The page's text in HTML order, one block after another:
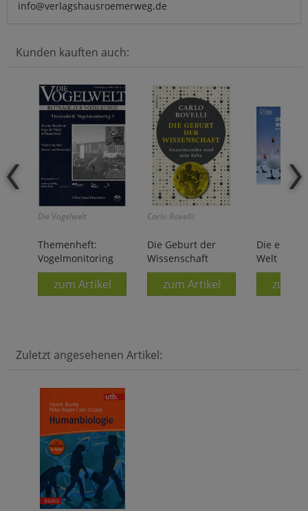
info@verlagshausroemerweg.de
Kunden kauften auch:
Die Vogelwelt
Themenheft:
Vogelmonitoring
zum Artikel
Carlo Rovelli:
Die Geburt der
Wissenschaft
zum Artikel
Die
Welt der
zum
Zuletzt angesehenen Artikel: